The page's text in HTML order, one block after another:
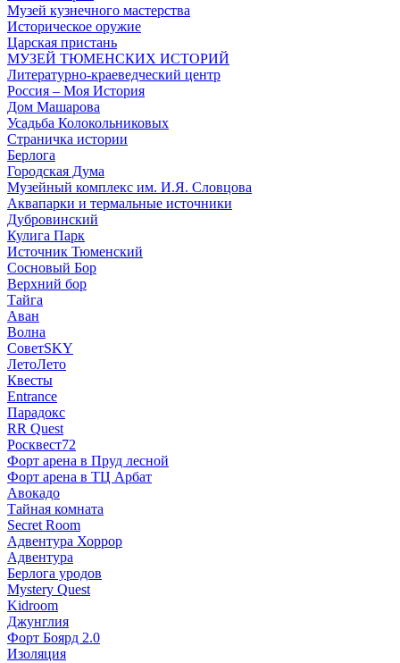
Музей кузнечного мастерства
Историческое оружие
Царская пристань
МУЗЕЙ ТЮМЕНСКИХ ИСТОРИЙ
Литературно-краеведческий центр
Россия – Моя История
Дом Машарова
Усадьба Колокольниковых
Страничка истории
Берлога
Городская Дума
Музейный комплекс им. И.Я. Словцова
Аквапарки и термальные источники
Дубровинский
Кулига Парк
Источник Тюменский
Сосновый Бор
Верхний бор
Тайга
Аван
Волна
СоветSKY
ЛетоЛето
Квесты
Entrance
Парадокс
RR Quest
Росквест72
Форт арена в Пруд лесной
Форт арена в ТЦ Арбат
Авокадо
Тайная комната
Secret Room
Адвентура Хоррор
Адвентура
Берлога уродов
Mystery Quest
Kidroom
Джунглия
Форт Боярд 2.0
Изоляция